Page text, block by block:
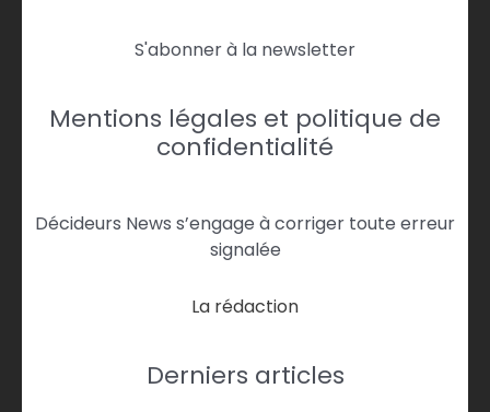
S'abonner à la newsletter
Mentions légales et politique de
confidentialité
Décideurs News s’engage à corriger toute erreur
signalée
La rédaction
Derniers articles